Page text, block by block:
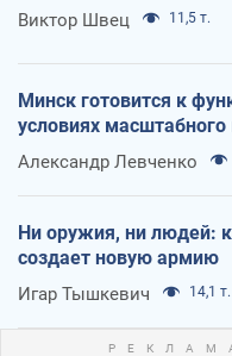
Виктор Швец 11,5 т.
Минск готовится к
условиях масштабного
Александр Левченко
Ни оружия, ни людей:
создает новую армию
Игар Тышкевич 14,1 т.